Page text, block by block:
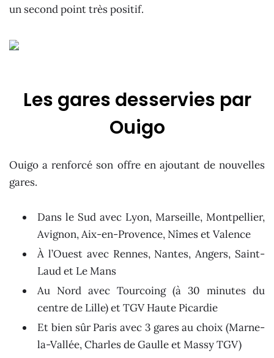
un second point très positif.
Les gares desservies par
Ouigo
Ouigo a renforcé son offre en ajoutant de nouvelles
gares.
Dans le Sud avec Lyon, Marseille, Montpellier,
Avignon, Aix-en-Provence, Nîmes et Valence
À l’Ouest avec Rennes, Nantes, Angers, Saint-
Laud et Le Mans
Au Nord avec Tourcoing (à 30 minutes du
centre de Lille) et TGV Haute Picardie
Et bien sûr Paris avec 3 gares au choix (Marne-
la-Vallée, Charles de Gaulle et Massy TGV)